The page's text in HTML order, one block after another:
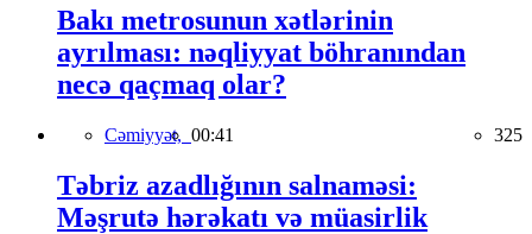
Bakı metrosunun xətlərinin
ayrılması: nəqliyyat böhranından
necə qaçmaq olar?
Cəmiyyət, 00:41 325
Təbriz azadlığının salnaməsi:
Məşrutə hərəkatı və müasirlik